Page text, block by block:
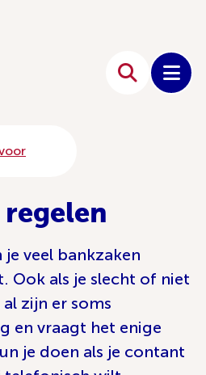
veel bankzaken
Ook als je slecht of niet
zijn er soms
en vraagt het enige
je doen als je contant